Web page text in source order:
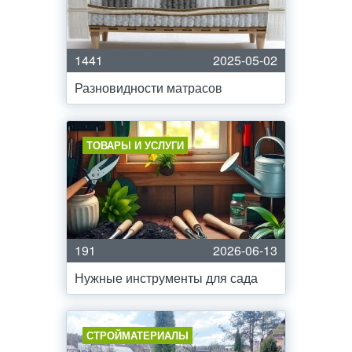
1441
2025-05-02
Разновидности матрасов
ТОВАРЫ И УСЛУГИ
191
2026-06-13
Нужные инструменты для сада
СТРОЙМАТЕРИАЛЫ